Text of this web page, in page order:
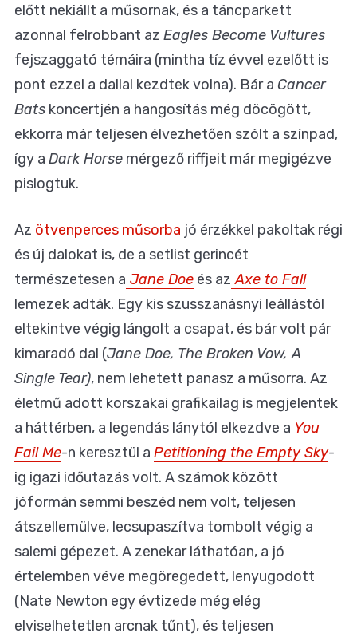
előtt nekiállt a műsornak, és a táncparkett
azonnal felrobbant az Eagles Become Vultures
fejszaggató témáira (mintha tíz évvel ezelőtt is
pont ezzel a dallal kezdtek volna). Bár a Cancer
Bats koncertjén a hangosítás még döcögött,
ekkorra már teljesen élvezhetően szólt a színpad,
így a Dark Horse mérgező riffjeit már megigézve
pislogtuk.
Az ötvenperces műsorba jó érzékkel pakoltak régi
és új dalokat is, de a setlist gerincét
természetesen a Jane Doe és az Axe to Fall
lemezek adták. Egy kis szusszanásnyi leállástól
eltekintve végig lángolt a csapat, és bár volt pár
kimaradó dal (Jane Doe, The Broken Vow, A
Single Tear), nem lehetett panasz a műsorra. Az
életmű adott korszakai grafikailag is megjelentek
a háttérben, a legendás lánytól elkezdve a You
Fail Me-n keresztül a Petitioning the Empty Sky-
ig igazi időutazás volt. A számok között
jóformán semmi beszéd nem volt, teljesen
átszellemülve, lecsupaszítva tombolt végig a
salemi gépezet. A zenekar láthatóan, a jó
értelemben véve megöregedett, lenyugodott
(Nate Newton egy évtizede még elég
elviselhetetlen arcnak tűnt), és teljesen